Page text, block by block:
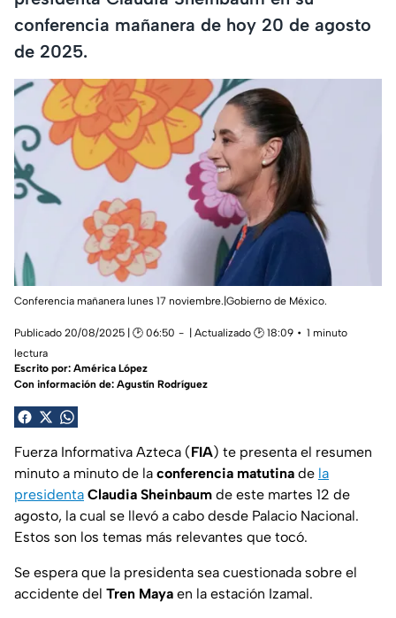
conferencia mañanera de hoy 20 de agosto
de 2025.
Conferencia mañanera lunes 17 noviembre.|Gobierno de México.
Publicado 20/08/2025 | 🕑 06:50 | Actualizado 🕑 18:09
1 minuto
lectura
Escrito por: América López
Con información de: Agustín Rodríguez
Fuerza Informativa Azteca (FIA) te presenta el resumen
minuto a minuto de la conferencia matutina de la
presidenta Claudia Sheinbaum de este martes 12 de
agosto, la cual se llevó a cabo desde Palacio Nacional.
Estos son los temas más relevantes que tocó.
Se espera que la presidenta sea cuestionada sobre el
accidente del Tren Maya en la estación Izamal.